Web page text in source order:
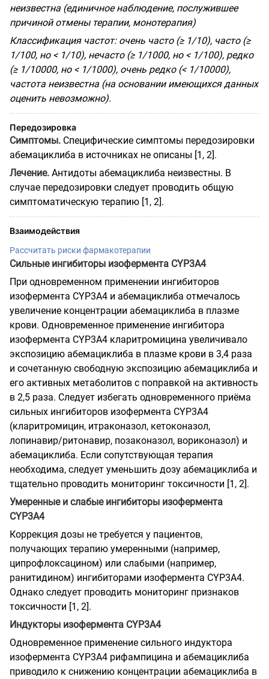
неизвестна (единичное наблюдение, послужившее
причиной отмены терапии, монотерапия)
Классификация частот: очень часто (≥ 1/10), часто (≥
1/100, но < 1/10), нечасто (≥ 1/1000, но < 1/100), редко
(≥ 1/10000, но < 1/1000), очень редко (< 1/10000),
частота неизвестна (на основании имеющихся данных
оценить невозможно).
Передозировка
Симптомы. Специфические симптомы передозировки
абемациклиба в источниках не описаны [1, 2].
Лечение. Антидоты абемациклиба неизвестны. В
случае передозировки следует проводить общую
симптоматическую терапию [1, 2].
Взаимодействия
Рассчитать риски фармакотерапии
Сильные ингибиторы изофермента CYP3A4
При одновременном применении ингибиторов
изофермента CYP3A4 и абемациклиба отмечалось
увеличение концентрации абемациклиба в плазме
крови. Одновременное применение ингибитора
изофермента CYP3A4 кларитромицина увеличивало
экспозицию абемациклиба в плазме крови в 3,4 раза
и сочетанную свободную экспозицию абемациклиба и
его активных метаболитов с поправкой на активность
в 2,5 раза. Следует избегать одновременного приёма
сильных ингибиторов изофермента CYP3A4
(кларитромицин, итраконазол, кетоконазол,
лопинавир/ритонавир, позаконазол, вориконазол) и
абемациклиба. Если сопутствующая терапия
необходима, следует уменьшить дозу абемациклиба и
тщательно проводить мониторинг токсичности [1, 2].
Умеренные и слабые ингибиторы изофермента
CYP3A4
Коррекция дозы не требуется у пациентов,
получающих терапию умеренными (например,
ципрофлоксацином) или слабыми (например,
ранитидином) ингибиторами изофермента CYP3A4.
Однако следует проводить мониторинг признаков
токсичности [1, 2].
Индукторы изофермента CYP3A4
Одновременное применение сильного индуктора
изофермента CYP3A4 рифампицина и абемациклиба
приводило к снижению концентрации абемациклиба в